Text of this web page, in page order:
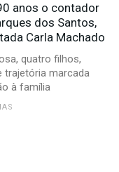
anos o contador
dos Santos,
Carla Machado
quatro filhos,
trajetória marcada
à família